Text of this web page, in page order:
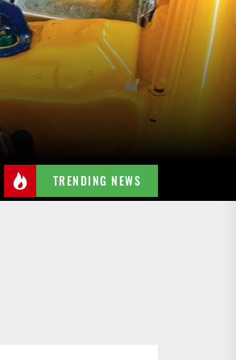
TRENDING NEWS